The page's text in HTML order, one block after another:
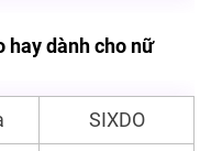
hay dành cho nữ
SIXDO